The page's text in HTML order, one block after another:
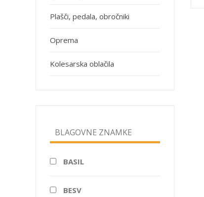
Plašči, pedala, obročniki
Oprema
Kolesarska oblačila
BLAGOVNE ZNAMKE
BASIL
BESV